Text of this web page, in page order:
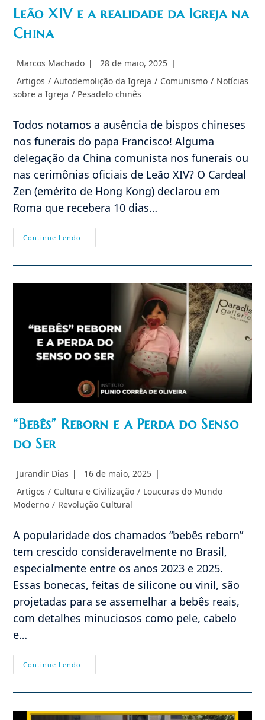
Leão XIV e a realidade da Igreja na
China
Autor
post:
Marcos Machado
Post
28 de maio, 2025
Categoria
do
Artigos / Autodemolição da Igreja / Comunismo / Notícias
sobre a Igreja / Pesadelo chinês
Todos notamos a ausência de bispos chineses
nos funerais do papa Francisco! Alguma
delegação da China comunista nos funerais ou
nas cerimônias oficiais de Leão XIV? O Cardeal
Zen (emérito de Hong Kong) declarou em
Roma que recebera 10 dias…
Continue Lendo
XIV
Igreja
“Bebês” Reborn e a Perda do Senso
do Ser
Autor
post:
Jurandir Dias
Post
16 de maio, 2025
Categoria
do
Artigos / Cultura e Civilização / Loucuras do Mundo
Moderno / Revolução Cultural
A popularidade dos chamados “bebês reborn”
tem crescido consideravelmente no Brasil,
especialmente entre os anos 2023 e 2025.
Essas bonecas, feitas de silicone ou vinil, são
projetadas para se assemelhar a bebês reais,
com detalhes minuciosos como pele, cabelo
e…
Continue Lendo
Reborn
A
Senso